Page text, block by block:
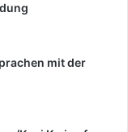
mit der